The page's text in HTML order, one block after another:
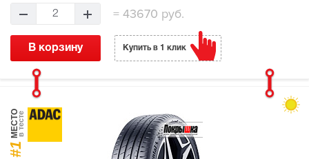
2 = 43670 руб.
В корзину Купить в 1 клик
#1
МЕСТОв тесте